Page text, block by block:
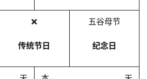
❌
传统节日
五谷母节
纪念日